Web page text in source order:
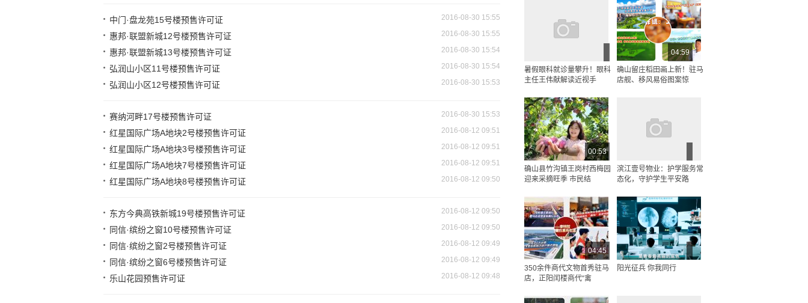
中门·盘龙苑15号楼预售许可证 2016-08-30 15:55
惠邦·联盟新城12号楼预售许可证 2016-08-30 15:55
惠邦·联盟新城13号楼预售许可证 2016-08-30 15:54
弘润山小区11号楼预售许可证 2016-08-30 15:54
弘润山小区12号楼预售许可证 2016-08-30 15:53
赛纳河畔17号楼预售许可证 2016-08-30 15:53
红星国际广场A地块2号楼预售许可证 2016-08-12 09:51
红星国际广场A地块3号楼预售许可证 2016-08-12 09:51
红星国际广场A地块7号楼预售许可证 2016-08-12 09:51
红星国际广场A地块8号楼预售许可证 2016-08-12 09:50
东方今典高铁新城19号楼预售许可证 2016-08-12 09:50
同信·缤纷之窗10号楼预售许可证 2016-08-12 09:50
同信·缤纷之窗2号楼预售许可证 2016-08-12 09:49
同信·缤纷之窗6号楼预售许可证 2016-08-12 09:49
乐山花园预售许可证 2016-08-12 09:48
暑假眼科就诊量攀升！眼科
主任王伟献解读近视手
04:59
确山留庄稻田画上新！驻马
店舰、移风易俗图案惊
00:53
确山县竹沟镇王岗村西梅园
迎来采摘旺季 市民结
滨江壹号物业：护学服务常
态化，守护学生平安路
04:45
350余件商代文物首秀驻马
店，正阳闰楼商代“禽
阳光征兵 你我同行